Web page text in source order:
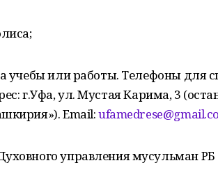
учебы или работы. Телефоны для
г.Уфа, ул. Мустая Карима, 3
Email:
управления мусульман РБ